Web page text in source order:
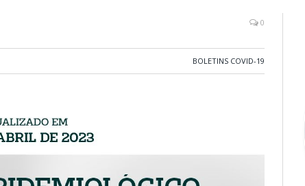
0
BOLETINS COVID-19